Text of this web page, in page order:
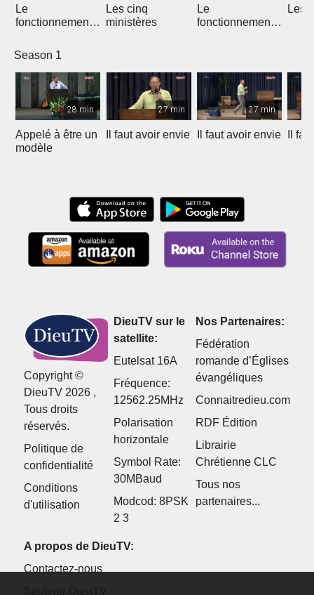
Le
fonctionnement
apostolique
Les cinq
ministères
Le
fonctionnement
Les
Season 1
28 min
Appelé à être un
modèle
27 min
Il faut avoir envie
27 min
Il faut avoir envie Il
Copyright ©
DieuTV 2026 ,
Tous droits
réservés.
Politique de
confidentialité
Conditions
d'utilisation
DieuTV sur le
satellite:
Eutelsat 16A
Fréquence:
12562.25MHz
Polarisation
horizontale
Symbol Rate:
30MBaud
Modcod: 8PSK
2 3
Nos Partenaires:
Fédération
romande d’Églises
évangéliques
Connaitredieu.com
RDF Édition
Librairie
Chrétienne CLC
Tous nos
partenaires...
A propos de DieuTV:
Contactez-nous